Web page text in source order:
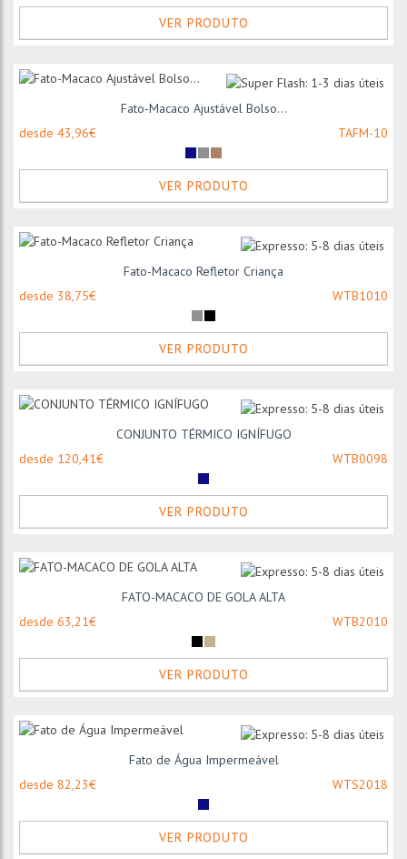
VER PRODUTO
Fato-Macaco Ajustável Bolso...
desde 43,96€
TAFM-10
VER PRODUTO
Fato-Macaco Refletor Criança
desde 38,75€
WTB1010
VER PRODUTO
CONJUNTO TÉRMICO IGNÍFUGO
desde 120,41€
WTB0098
VER PRODUTO
FATO-MACACO DE GOLA ALTA
desde 63,21€
WTB2010
VER PRODUTO
Fato de Água Impermeável
desde 82,23€
WTS2018
VER PRODUTO